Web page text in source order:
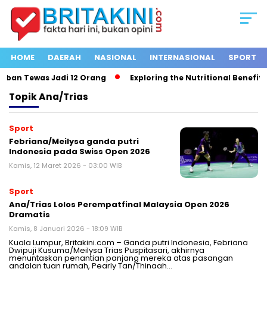
HOME DAERAH NASIONAL INTERNASIONAL SPORT
Tewas Jadi 12 Orang Exploring the Nutritional Benefits
TopikAna/Trias
Sport
Febriana/Meilysa ganda putri
Indonesia pada Swiss Open 2026
Kamis, 12 Maret 2026 - 03:00 WIB
Sport
Ana/Trias Lolos Perempatfinal Malaysia Open 2026
Dramatis
Kamis, 8 Januari 2026 - 18:09 WIB
Kuala Lumpur, Britakini.com – Ganda putri Indonesia, Febriana
Dwipuji Kusuma/Meilysa Trias Puspitasari, akhirnya
menuntaskan penantian panjang mereka atas pasangan
andalan tuan rumah, Pearly Tan/Thinaah…